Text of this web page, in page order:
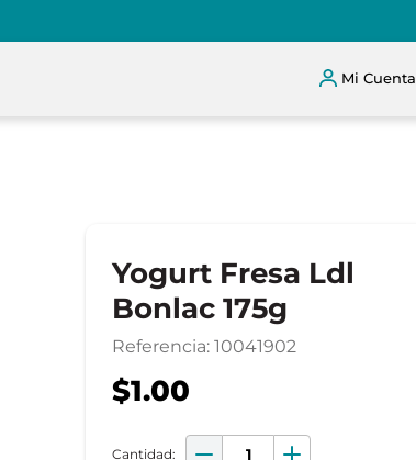
Mi Cuenta
Yogurt Fresa Ldl
Bonlac 175g
Referencia: 10041902
$1.00